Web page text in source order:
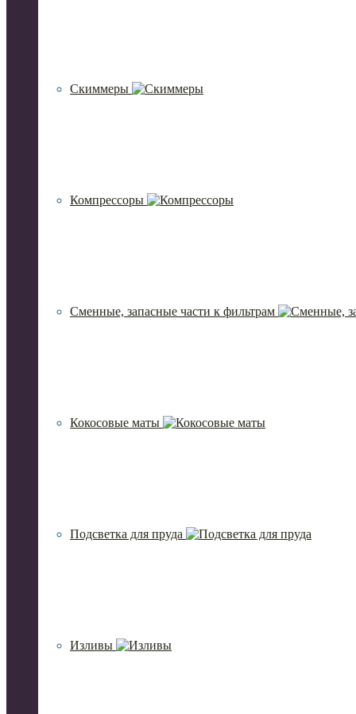
Скиммеры
Компрессоры
Сменные, запасные части к фильтрам
Кокосовые маты
Подсветка для пруда
Изливы